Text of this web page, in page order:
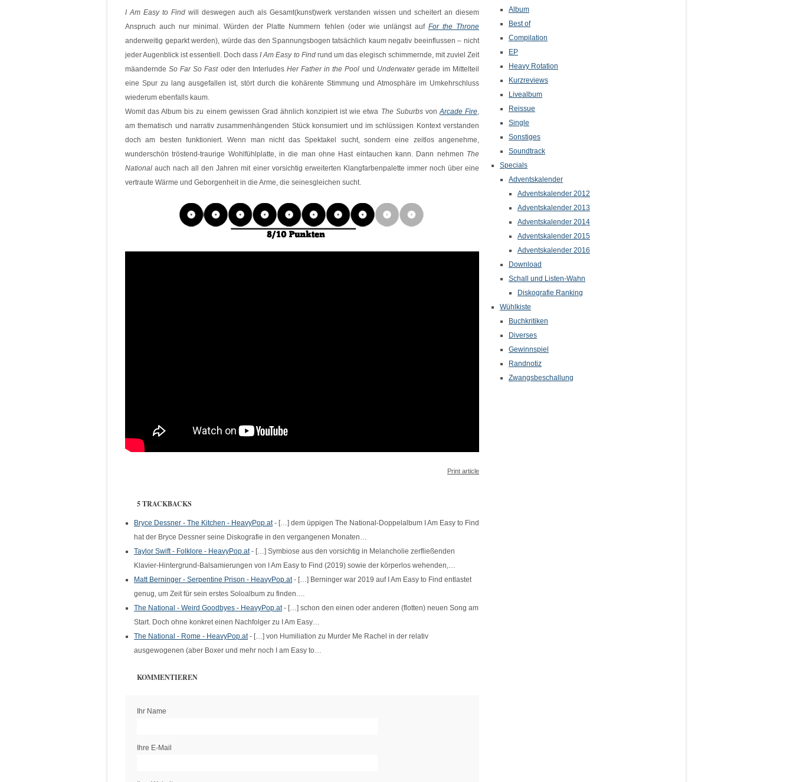
I Am Easy to Find will deswegen auch als Gesamt(kunst)werk verstanden wissen und scheitert an diesem
Anspruch auch nur minimal. Würden der Platte Nummern fehlen (oder wie unlängst auf For the Throne
anderweitig geparkt werden), würde das den Spannungsbogen tatsächlich kaum negativ beeinflussen – nicht
jeder Augenblick ist essentiell. Doch dassI Am Easy to Findrund um das elegisch schimmernde, mit zuviel Zeit
mäanderndeSo Far So Fastoder den Interludes Her Father in the Pool und Underwatergerade im Mittelteil
eine Spur zu lang ausgefallen ist, stört durch die kohärente Stimmung und Atmosphäre im Umkehrschluss
wiederum ebenfalls kaum.
Womit das Album bis zu einem gewissen Grad ähnlich konzipiert ist wie etwa The SuburbsvonArcade Fire,
am thematisch und narrativ zusammenhängenden Stück konsumiert und im schlüssigen Kontext verstanden
doch am besten funktioniert. Wenn man nicht das Spektakel sucht, sondern eine zeitlos angenehme,
wunderschön tröstend-traurige Wohlfühlplatte, in die man ohne Hast eintauchen kann. Dann nehmen The
National auch nach all den Jahren mit einer vorsichtig erweiterten Klangfarbenpalette immer noch über eine
vertraute Wärme und Geborgenheit in die Arme, die seinesgleichen sucht.
Print article
5 TRACKBACKS
Bryce Dessner - The Kitchen - HeavyPop.at- […] dem üppigen The National-Doppelalbum I Am Easy to Find
hat der Bryce Dessner seine Diskografie in den vergangenen Monaten…
Taylor Swift - Folklore - HeavyPop.at- […] Symbiose aus den vorsichtig in Melancholie zerfließenden
Klavier-Hintergrund-Balsamierungen von I Am Easy to Find (2019) sowie der körperlos wehenden,…
Matt Berninger - Serpentine Prison - HeavyPop.at- […] Berninger war 2019 auf I Am Easy to Find entlastet
genug, um Zeit für sein erstes Soloalbum zu finden.…
The National - Weird Goodbyes - HeavyPop.at- […] schon den einen oder anderen (flotten) neuen Song am
Start. Doch ohne konkret einen Nachfolger zu I Am Easy…
The National - Rome - HeavyPop.at- […] von Humiliation zu Murder Me Rachel in der relativ
ausgewogenen (aber Boxer und mehr noch I am Easy to…
KOMMENTIEREN
Ihr Name
Ihre E-Mail
Album
Best of
Compilation
EP
Heavy Rotation
Kurzreviews
Livealbum
Reissue
Single
Sonstiges
Soundtrack
Specials
Adventskalender
Adventskalender 2012
Adventskalender 2013
Adventskalender 2014
Adventskalender 2015
Adventskalender 2016
Download
Schall und Listen-Wahn
Diskografie Ranking
Wühlkiste
Buchkritiken
Diverses
Gewinnspiel
Randnotiz
Zwangsbeschallung